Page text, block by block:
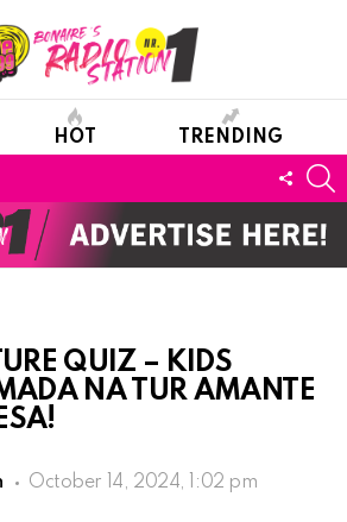
HOT TRENDING
QUIZ – KIDS
NA TUR AMANTE
October 14, 2024, 1:02 pm